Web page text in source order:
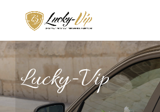
Lucky-Vip